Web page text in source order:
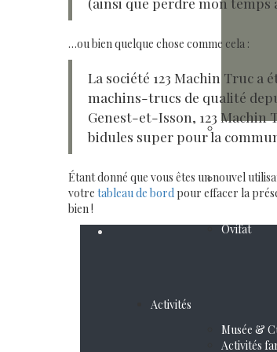
Elsenborn
Ovifat
Activités
Musée &
Activités
…ou bien quelque chose comme cela :
La société 123 Machin Truc a
machins-trucs de qualité
Genest-et-Isson, 123 Machin
bidules super pour la
Étant donné que vous êtes un nouvel
votre tableau de bord pour effacer la
bien !